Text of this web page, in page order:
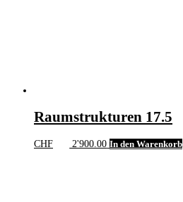
Raumstrukturen 17.5
CHF 2'900.00 In den Warenkorb